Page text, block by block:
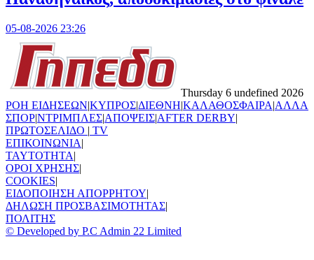
05-08-2026 23:26
Thursday 6 undefined 2026
ΡΟΗ ΕΙΔΗΣΕΩΝ|ΚΥΠΡΟΣ|ΔΙΕΘΝΗ|ΚΑΛΑΘΟΣΦΑΙΡΑ|ΑΛΛΑ
ΣΠΟΡ|ΝΤΡΙΜΠΛΕΣ|ΑΠΟΨΕΙΣ|AFTER DERBY|
ΠΡΩΤΟΣΕΛΙΔΟ | TV
ΕΠΙΚΟΙΝΩΝΙΑ|
TAYTOTHTA|
ΟΡΟΙ ΧΡΗΣΗΣ|
COOKIES|
ΕΙΔΟΠΟΙΗΣΗ ΑΠΟΡΡΗΤΟΥ|
ΔΗΛΩΣΗ ΠΡΟΣΒΑΣΙΜΟΤΗΤΑΣ|
ΠΟΛΙΤΗΣ
© Developed by P.C Admin 22 Limited